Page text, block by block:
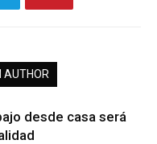
AUTHOR
desde casa será